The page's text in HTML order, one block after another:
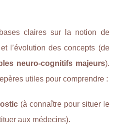
claires sur la notion de
et l’évolution des concepts (de
neuro-cognitifs majeurs).
utiles pour comprendre :
(à connaître pour situer le
aux médecins).